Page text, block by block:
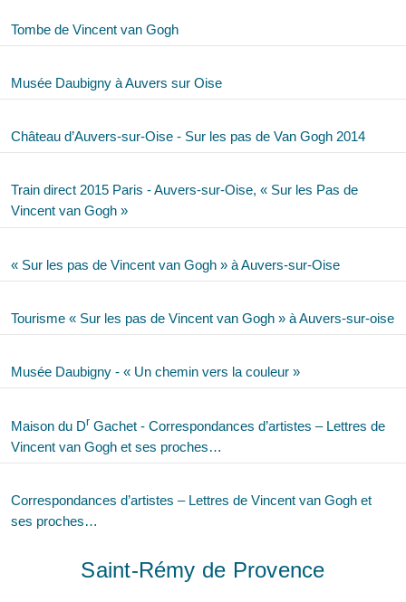
Tombe de Vincent van Gogh
Musée Daubigny à Auvers sur Oise
Château d’Auvers-sur-Oise - Sur les pas de Van Gogh 2014
Train direct 2015 Paris - Auvers-sur-Oise, « Sur les Pas de
Vincent van Gogh »
« Sur les pas de Vincent van Gogh » à Auvers-sur-Oise
Tourisme « Sur les pas de Vincent van Gogh » à Auvers-sur-oise
Musée Daubigny - « Un chemin vers la couleur »
Maison du Dr Gachet - Correspondances d’artistes – Lettres de
Vincent van Gogh et ses proches…
Correspondances d’artistes – Lettres de Vincent van Gogh et
ses proches…
Saint-Rémy de Provence